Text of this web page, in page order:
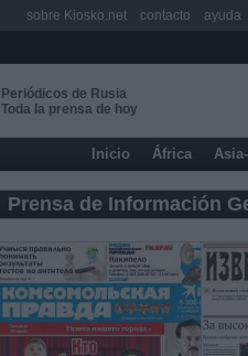
Periódicos de Rusia
Toda la prensa de hoy
Inicio África
Prensa de Información
sobre Kiosko.net contacto ayuda